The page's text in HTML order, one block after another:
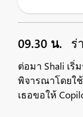
09.30 น. ร่
ต่อมา Shali เริ่
พิจารณาโดยใ
เธอขอให้